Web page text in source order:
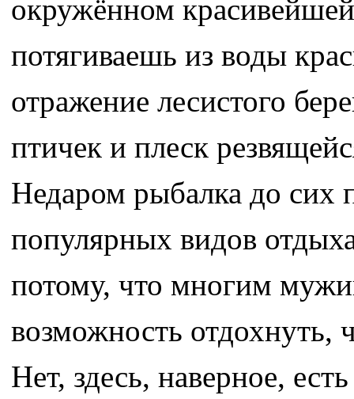
окружённом
потягиваешь из воды
отражение лесистого
птичек и плеск
Недаром рыбалка до сих
популярных видов
потому, что многим
возможность отдохнуть,
Нет, здесь, наверное,